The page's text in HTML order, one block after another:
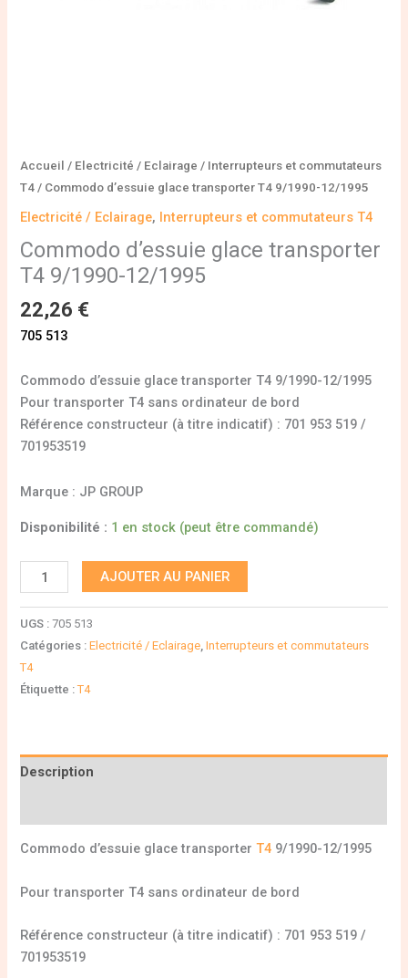
Accueil / Electricité / Eclairage / Interrupteurs et commutateurs
T4 / Commodo d’essuie glace transporter T4 9/1990-12/1995
Electricité / Eclairage, Interrupteurs et commutateurs T4
Commodo d’essuie glace transporter
T4 9/1990-12/1995
22,26 €
705 513
Commodo d’essuie glace transporter T4 9/1990-12/1995
Pour transporter T4 sans ordinateur de bord
Référence constructeur (à titre indicatif) : 701 953 519 /
701953519
Marque : JP GROUP
Disponibilité : 1 en stock (peut être commandé)
AJOUTER AU PANIER
UGS :705 513
Catégories :Electricité / Eclairage,Interrupteurs et commutateurs
T4
Étiquette :T4
Description
Commodo d’essuie glace transporterT4 9/1990-12/1995
Pour transporter T4 sans ordinateur de bord
Référence constructeur (à titre indicatif) : 701 953 519 /
701953519